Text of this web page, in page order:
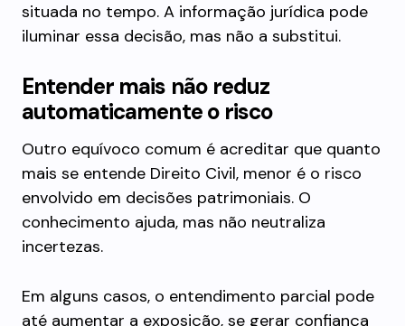
situada no tempo. A informação jurídica pode
iluminar essa decisão, mas não a substitui.
Entender mais não reduz
automaticamente o risco
Outro equívoco comum é acreditar que quanto
mais se entende Direito Civil, menor é o risco
envolvido em decisões patrimoniais. O
conhecimento ajuda, mas não neutraliza
incertezas.
Em alguns casos, o entendimento parcial pode
até aumentar a exposição, se gerar confiança